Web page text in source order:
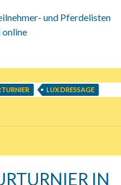
und Pferdelisten
Bouferterhaff
LUX DRESSAGE
IN